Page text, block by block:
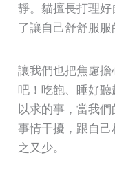
靜。貓擅長打理
了讓自己舒舒服服
讓我們也把焦慮
吧！吃飽、睡好
以求的事，當我
事情干擾，跟自
之又少。